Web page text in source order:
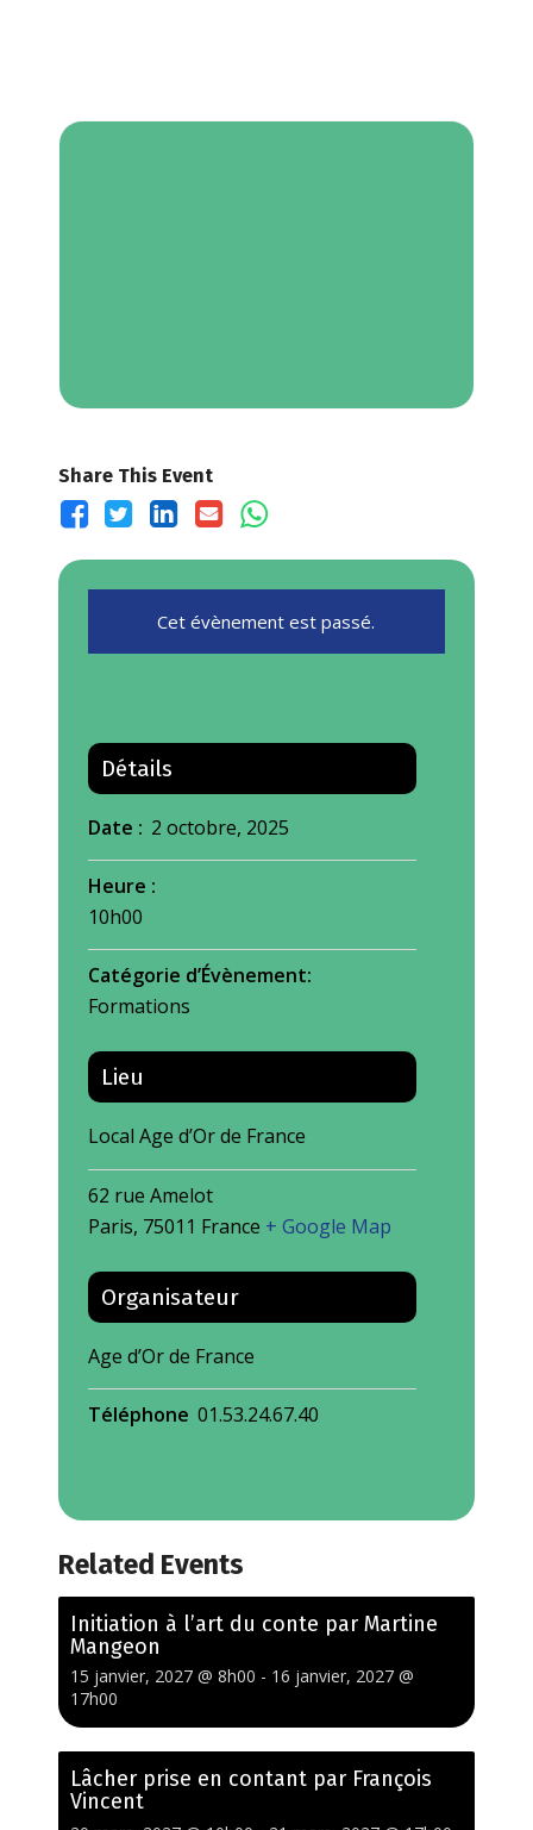
Share This Event
Cet évènement est passé.
Détails
Date : 2 octobre, 2025
Heure :
10h00
Catégorie d’Évènement:
Formations
Lieu
Local Age d’Or de France
62 rue Amelot
Paris, 75011 France + Google Map
Organisateur
Age d’Or de France
Téléphone 01.53.24.67.40
Related Events
Initiation à l’art du conte par Martine
Mangeon
15 janvier, 2027 @ 8h00 - 16 janvier, 2027 @
17h00
Lâcher prise en contant par François
Vincent